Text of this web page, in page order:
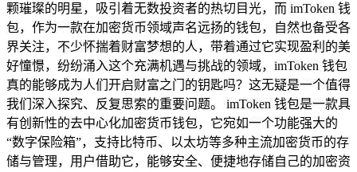
颗璀璨的明星，吸引着无数投资者的热切目光，而 imToken 钱
包，作为一款在加密货币领域声名远扬的钱包，自然也备受各
界关注，不少怀揣着财富梦想的人，带着通过它实现盈利的美
好憧憬，纷纷涌入这个充满机遇与挑战的领域，imToken 钱包
真的能够成为人们开启财富之门的钥匙吗？这无疑是一个值得
我们深入探究、反复思索的重要问题。 imToken 钱包是一款具
有创新性的去中心化加密货币钱包，它宛如一个功能强大的
“数字保险箱”，支持比特币、以太坊等多种主流加密货币的存
储与管理，用户借助它，能够安全、便捷地存储自己的加密资